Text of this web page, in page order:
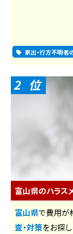
家出・行方不明者
2
富山県のハラス
富山県で費用が
査・対策をお探